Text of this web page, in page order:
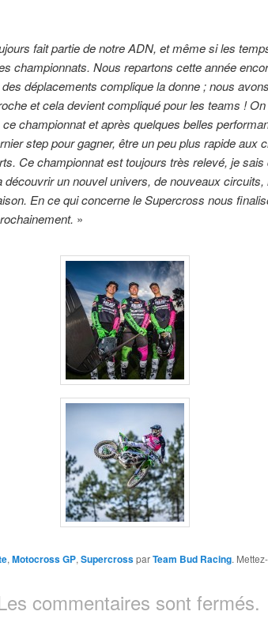
fait partie de notre ADN, et même si les
championnats. Nous repartons cette année
déplacements complique la donne ; nous
et cela devient compliqué pour les teams ! On
championnat et après quelques belles
step pour gagner, être un peu plus rapide aux
Ce championnat est toujours très relevé, je
un nouvel univers, de nouveaux
En ce qui concerne le Supercross nous
»
, Motocross GP, SupercrossparTeam Bud Racing.
commentaires sont fermés.